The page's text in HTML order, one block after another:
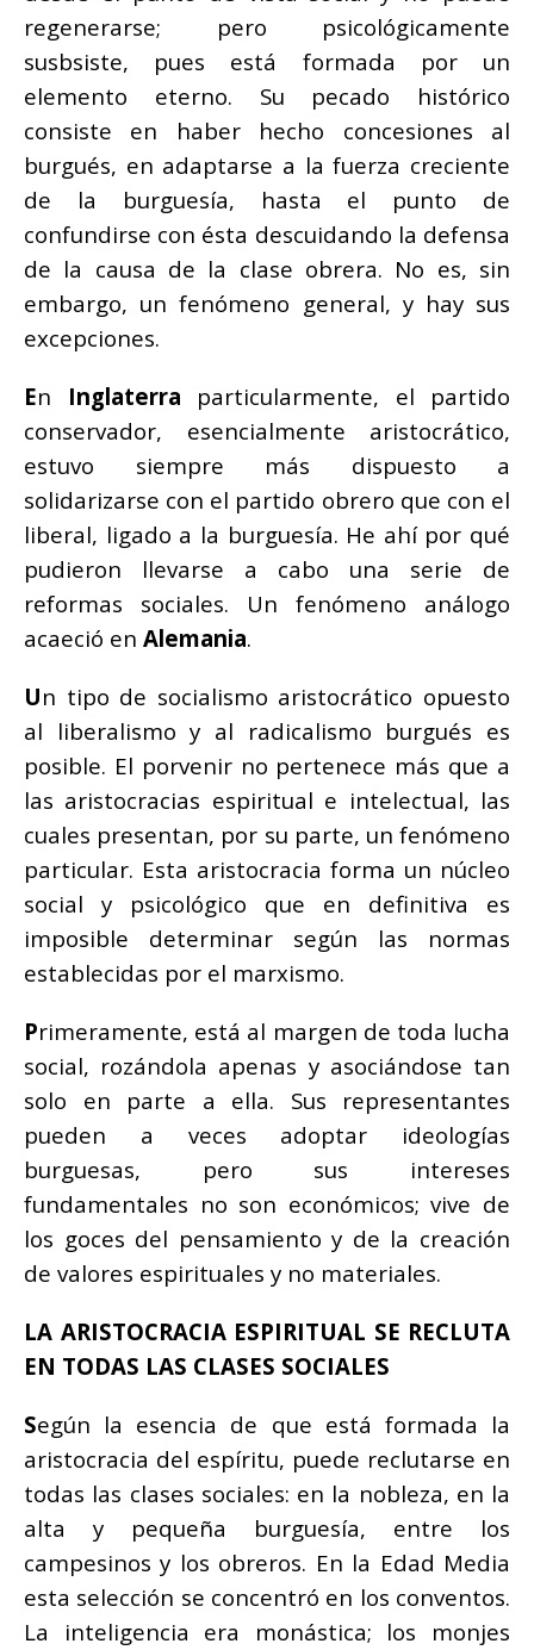
regenerarse; pero psicológicamente
susbsiste, pues está formada por un
elemento eterno. Su pecado histórico
consiste en haber hecho concesiones al
burgués, en adaptarse a la fuerza creciente
de la burguesía, hasta el punto de
confundirse con ésta descuidando la defensa
de la causa de la clase obrera. No es, sin
embargo, un fenómeno general, y hay sus
excepciones.
En Inglaterra particularmente, el partido
conservador, esencialmente aristocrático,
estuvo siempre más dispuesto a
solidarizarse con el partido obrero que con el
liberal, ligado a la burguesía. He ahí por qué
pudieron llevarse a cabo una serie de
reformas sociales. Un fenómeno análogo
acaeció en Alemania.
Un tipo de socialismo aristocrático opuesto
al liberalismo y al radicalismo burgués es
posible. El porvenir no pertenece más que a
las aristocracias espiritual e intelectual, las
cuales presentan, por su parte, un fenómeno
particular. Esta aristocracia forma un núcleo
social y psicológico que en definitiva es
imposible determinar según las normas
establecidas por el marxismo.
Primeramente, está al margen de toda lucha
social, rozándola apenas y asociándose tan
solo en parte a ella. Sus representantes
pueden a veces adoptar ideologías
burguesas, pero sus intereses
fundamentales no son económicos; vive de
los goces del pensamiento y de la creación
de valores espirituales y no materiales.
LA ARISTOCRACIA ESPIRITUAL SE RECLUTA
EN TODAS LAS CLASES SOCIALES
Según la esencia de que está formada la
aristocracia del espíritu, puede reclutarse en
todas las clases sociales: en la nobleza, en la
alta y pequeña burguesía, entre los
campesinos y los obreros. En la Edad Media
esta selección se concentró en los conventos.
La inteligencia era monástica; los monjes